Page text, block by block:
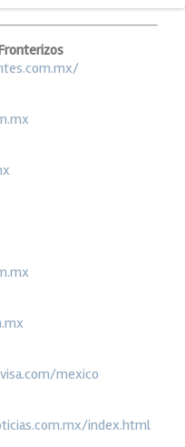
mexico
index.html